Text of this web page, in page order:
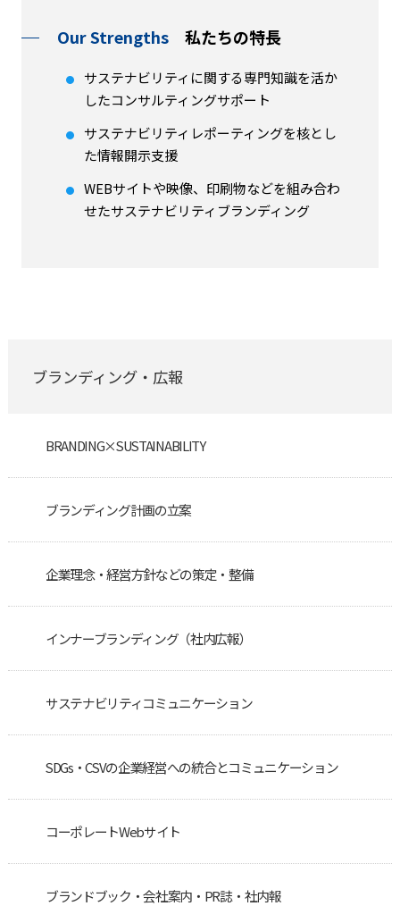
Our Strengths 私たちの特長
サステナビリティに関する専門知識を活か
したコンサルティングサポート
サステナビリティレポーティングを核とし
た情報開示支援
WEBサイトや映像、印刷物などを組み合わ
せたサステナビリティブランディング
ブランディング・広報
BRANDING×SUSTAINABILITY
ブランディング計画の立案
企業理念・経営方針などの策定・整備
インナーブランディング（社内広報）
サステナビリティコミュニケーション
SDGs・CSVの企業経営への統合とコミュニケーション
コーポレートWebサイト
ブランドブック・会社案内・PR誌・社内報